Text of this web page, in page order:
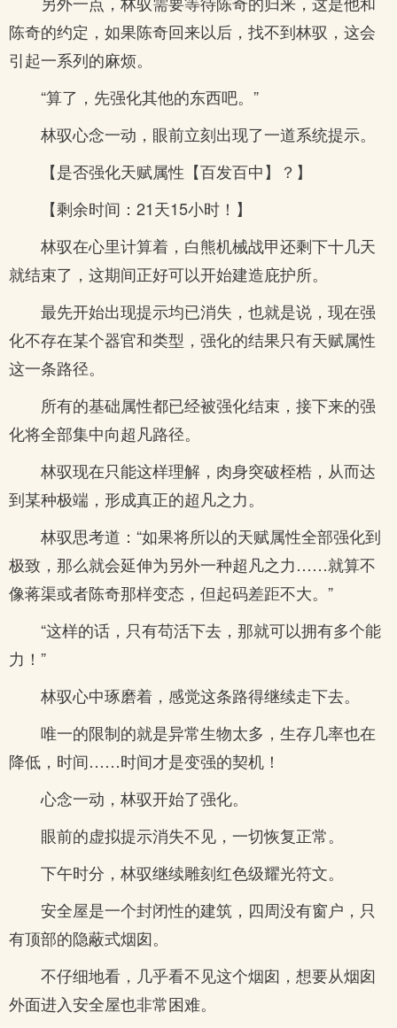
陈奇的约定，如果陈奇回来以后，找不到林驭，这会
引起一系列的麻烦。
“算了，先强化其他的东西吧。”
林驭心念一动，眼前立刻出现了一道系统提示。
【是否强化天赋属性【百发百中】？】
【剩余时间：21天15小时！】
林驭在心里计算着，白熊机械战甲还剩下十几天
就结束了，这期间正好可以开始建造庇护所。
最先开始出现提示均已消失，也就是说，现在强
化不存在某个器官和类型，强化的结果只有天赋属性
这一条路径。
所有的基础属性都已经被强化结束，接下来的强
化将全部集中向超凡路径。
林驭现在只能这样理解，肉身突破桎梏，从而达
到某种极端，形成真正的超凡之力。
林驭思考道：“如果将所以的天赋属性全部强化到
极致，那么就会延伸为另外一种超凡之力……就算不
像蒋渠或者陈奇那样变态，但起码差距不大。”
“这样的话，只有苟活下去，那就可以拥有多个能
力！”
林驭心中琢磨着，感觉这条路得继续走下去。
唯一的限制的就是异常生物太多，生存几率也在
降低，时间……时间才是变强的契机！
心念一动，林驭开始了强化。
眼前的虚拟提示消失不见，一切恢复正常。
下午时分，林驭继续雕刻红色级耀光符文。
安全屋是一个封闭性的建筑，四周没有窗户，只
有顶部的隐蔽式烟囱。
不仔细地看，几乎看不见这个烟囱，想要从烟囱
外面进入安全屋也非常困难。